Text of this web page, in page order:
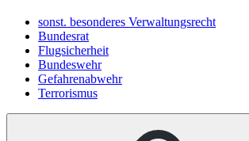
sonst. besonderes Verwaltungsrecht
Bundesrat
Flugsicherheit
Bundeswehr
Gefahrenabwehr
Terrorismus